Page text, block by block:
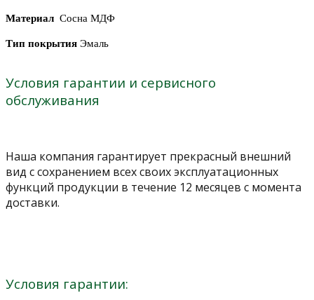
Материал Сосна МДФ
Тип покрытия Эмаль
Условия гарантии и сервисного
обслуживания
Наша компания гарантирует прекрасный внешний
вид с сохранением всех своих эксплуатационных
функций продукции в течение 12 месяцев с момента
доставки.
Условия гарантии: